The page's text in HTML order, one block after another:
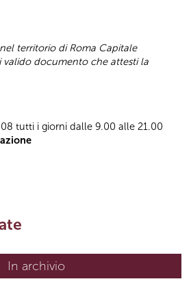
territorio di Roma Capitale
valido documento che attesti la
tutti i giorni dalle 9.00 alle 21.00
In archivio